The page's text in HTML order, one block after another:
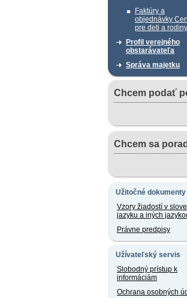
Faktúry a
objednávky
pre deti a rodiny
Profil verejného
obstarávateľa
Správa majetku
Chcem podať
Chcem sa
Užitočné dokumenty
Vzory žiadostí v
jazyku a iných
Právne predpisy
Užívateľský servis
Slobodný prístup k
informáciám
Ochrana osobných